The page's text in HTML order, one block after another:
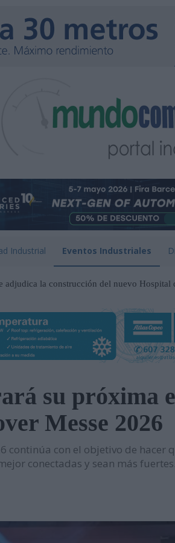
Industrial Eventos Industriales
adjudica la construcción del nuevo Hospital
de distribución de Eisenhart Laeppché
un entorno estratégico para impulsar
en el Metro de Santiago de Chile
al servicio del mantenimiento industrial
central hidroeléctrica reversible en
su próxima
Messe 2026
continúa con el objetivo de hacer
conectadas y sean más fuertes.